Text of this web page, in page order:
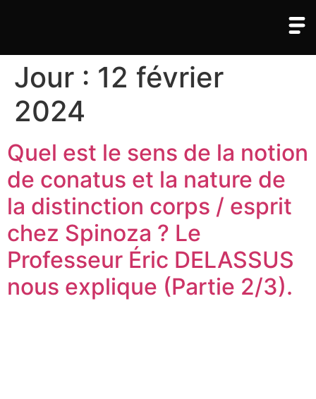
Jour : 12 février
2024
Quel est le sens de la notion
de conatus et la nature de
la distinction corps / esprit
chez Spinoza ? Le
Professeur Éric DELASSUS
nous explique (Partie 2/3).